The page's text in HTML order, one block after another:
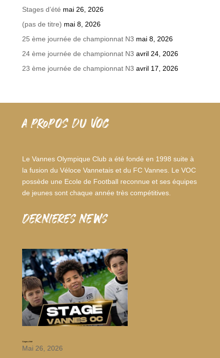
Stages d’été mai 26, 2026
(pas de titre) mai 8, 2026
25 ème journée de championnat N3 mai 8, 2026
24 ème journée de championnat N3 avril 24, 2026
23 ème journée de championnat N3 avril 17, 2026
A PROPOS DU VOC
Le Vannes Olympique Club a été fondé en 1998 suite à
la fusion du Véloce Vannetais et du FC Vannes. Le VOC
possède une Ecole de Football reconnue et ses équipes
de jeunes sont chaque année très compétitives.
dernieres news
Stages d’été
Mai 26, 2026